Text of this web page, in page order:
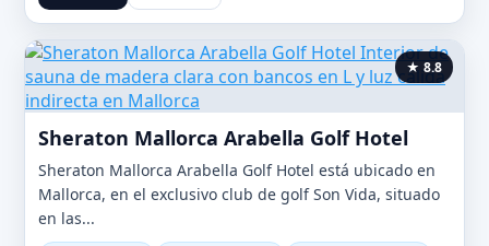
★ 8.8
Sheraton Mallorca Arabella Golf Hotel
Sheraton Mallorca Arabella Golf Hotel está ubicado en
Mallorca, en el exclusivo club de golf Son Vida, situado
en las...